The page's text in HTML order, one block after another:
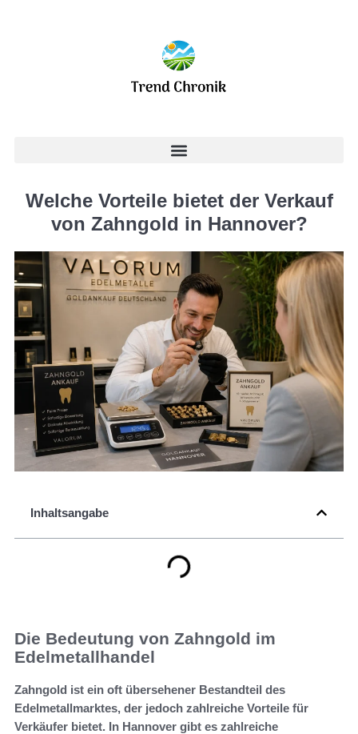
Welche Vorteile bietet der Verkauf
von Zahngold in Hannover?
Inhaltsangabe
Die Bedeutung von Zahngold im
Edelmetallhandel
Zahngold ist ein oft übersehener Bestandteil des
Edelmetallmarktes, der jedoch zahlreiche Vorteile für
Verkäufer bietet. In Hannover gibt es zahlreiche